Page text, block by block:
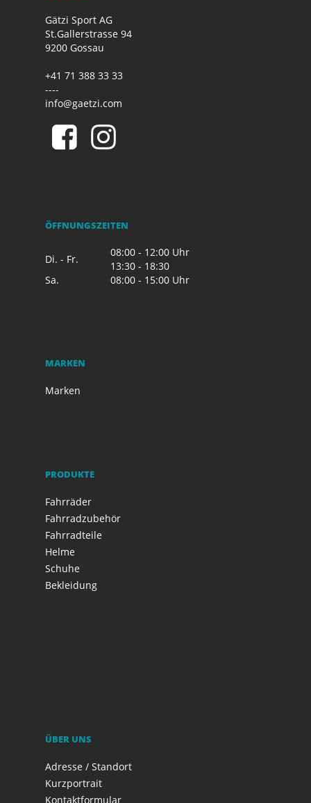
Gätzi Sport AG
St.Gallerstrasse 94
9200 Gossau
+41 71 388 33 33
----
info@gaetzi.com
ÖFFNUNGSZEITEN
Di. - Fr.
08:00 - 12:00 Uhr
13:30 - 18:30
Sa.
08:00 - 15:00 Uhr
MARKEN
Marken
PRODUKTE
Fahrräder
Fahrradzubehör
Fahrradteile
Helme
Schuhe
Bekleidung
ÜBER UNS
Adresse / Standort
Kurzportrait
Kontaktformular